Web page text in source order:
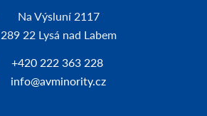
Na Výsluní 2117
289 22 Lysá nad Labem
+420 222 363 228
info@avminority.cz